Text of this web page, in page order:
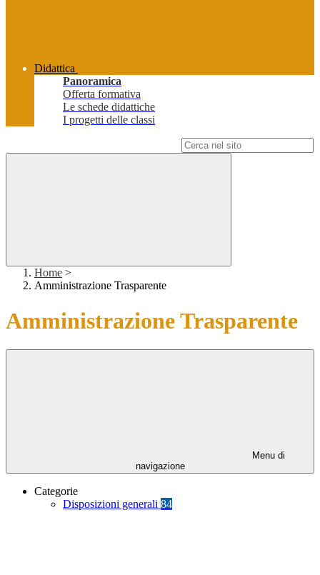
Didattica
Panoramica
Offerta formativa
Le schede didattiche
I progetti delle classi
Home >
Amministrazione Trasparente
Amministrazione Trasparente
Menu di
navigazione
Categorie
Disposizioni generali 84